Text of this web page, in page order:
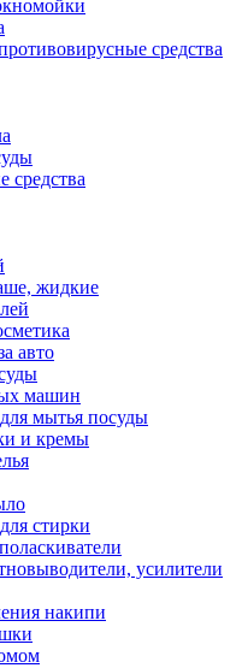
средства
средства
жидкие
авто
машин
мытья посуды
и кремы
стирки
усилители
накипи